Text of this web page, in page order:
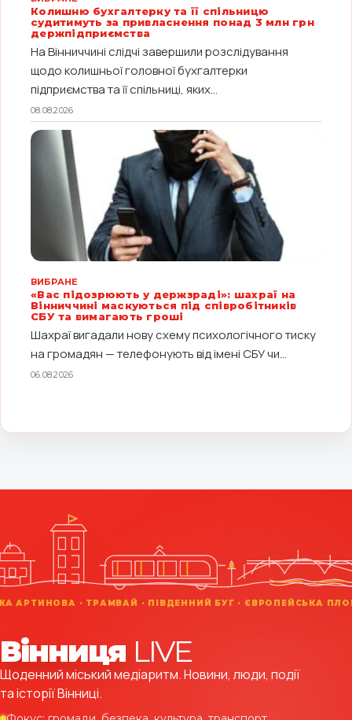
Вінниця LIVE
Щоденний міський медіаритм. Новини, люди, події
та історії Вінниці.